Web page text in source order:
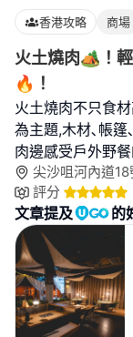
香港攻略 商場
火土燒肉🏕️！
🔥！
火土燒肉不只食
為主題,木材､帳
肉邊感受戶外野
尖沙咀河內道
評分
文章提及 的